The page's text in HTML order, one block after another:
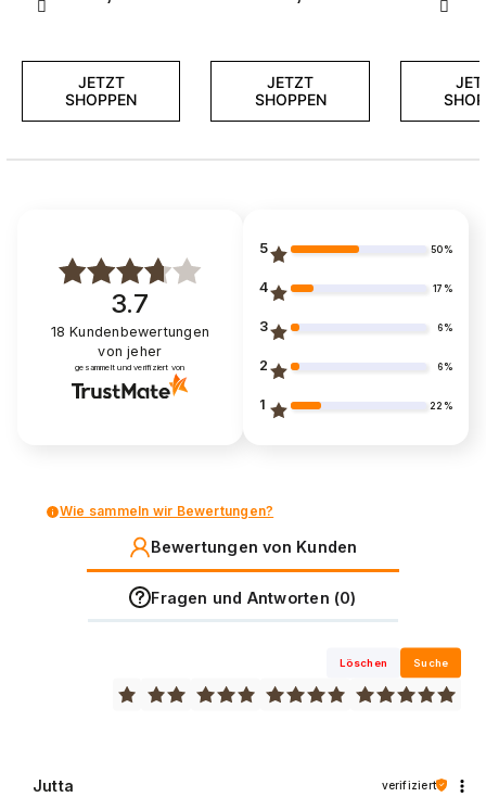
Zurück
JETZT
SHOPPEN
JETZT
SHOPPEN
3.7
18 Kundenbewertungen
von jeher
gesammelt und verifiziert von
5 50%
4 17%
3 6%
2 6%
1 22%
Wie sammeln wir Bewertungen?
Bewertungen von Kunden
Fragen und Antworten (0)
Löschen Suche
Jutta verifiziert